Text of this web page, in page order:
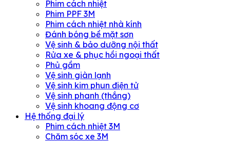
Phim cách nhiệt
Phim PPF 3M
Phim cách nhiệt nhà kính
Đánh bóng bề mặt sơn
Vệ sinh & bảo dưỡng nội thất
Rửa xe & phục hồi ngoại thất
Phủ gầm
Vệ sinh giàn lạnh
Vệ sinh kim phun điện tử
Vệ sinh phanh (thắng)
Vệ sinh khoang động cơ
Hệ thống đại lý
Phim cách nhiệt 3M
Chăm sóc xe 3M